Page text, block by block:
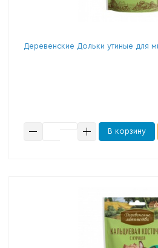
Деревенские Дольки утиные для
В корзину